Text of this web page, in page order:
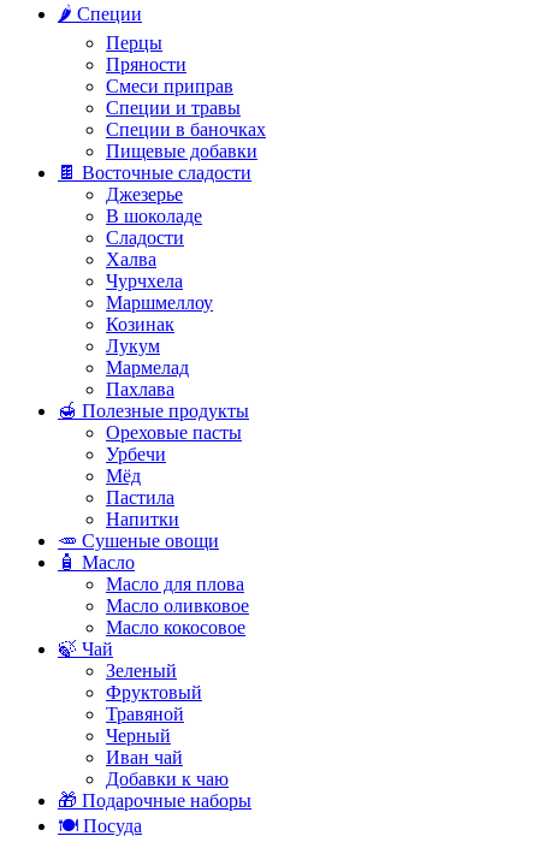
🌶️ Специи
Перцы
Пряности
Смеси приправ
Специи и травы
Специи в баночках
Пищевые добавки
🍫 Восточные сладости
Джезерье
В шоколаде
Сладости
Халва
Чурчхела
Маршмеллоу
Козинак
Лукум
Мармелад
Пахлава
🍯 Полезные продукты
Ореховые пасты
Урбечи
Мёд
Пастила
Напитки
🥕 Сушеные овощи
🧴 Масло
Масло для плова
Масло оливковое
Масло кокосовое
🍃 Чай
Зеленый
Фруктовый
Травяной
Черный
Иван чай
Добавки к чаю
🎁 Подарочные наборы
🍽️ Посуда